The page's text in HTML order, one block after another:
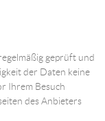
geprüft und
der Daten keine
Ihrem Besuch
des Anbieters